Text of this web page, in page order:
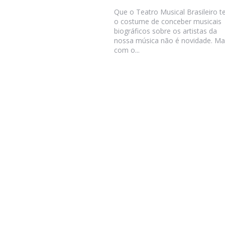
Que o Teatro Musical Brasileiro
o costume de conceber musicais
biográficos sobre os artistas da
nossa música não é novidade.
com o...